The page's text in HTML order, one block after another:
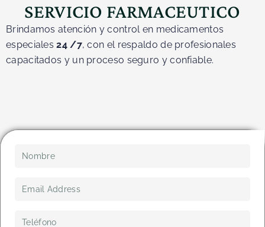
SERVICIO FARMACEUTICO
Brindamos atención y control en medicamentos
especiales24 /7, con el respaldo de profesionales
capacitados y un proceso seguro y confiable.